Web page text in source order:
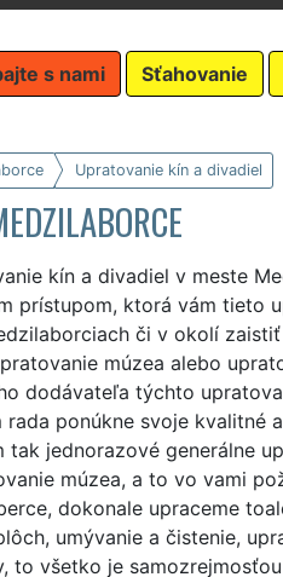
s nami Sťahovanie
Upratovanie kín a divadiel
kín a divadiel v meste
prístupom, ktorá vám tieto
či v okolí
múzea alebo
dodávateľa týchto
rada ponúkne svoje kvalitné
jednorazové generálne
múzea, a to vo vami
dokonale upraceme
umývanie a čistenie,
to všetko je